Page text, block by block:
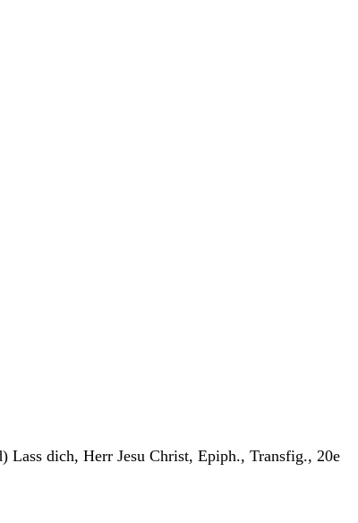
Lass dich, Herr Jesu Christ, Epiph., Transfig., 20e